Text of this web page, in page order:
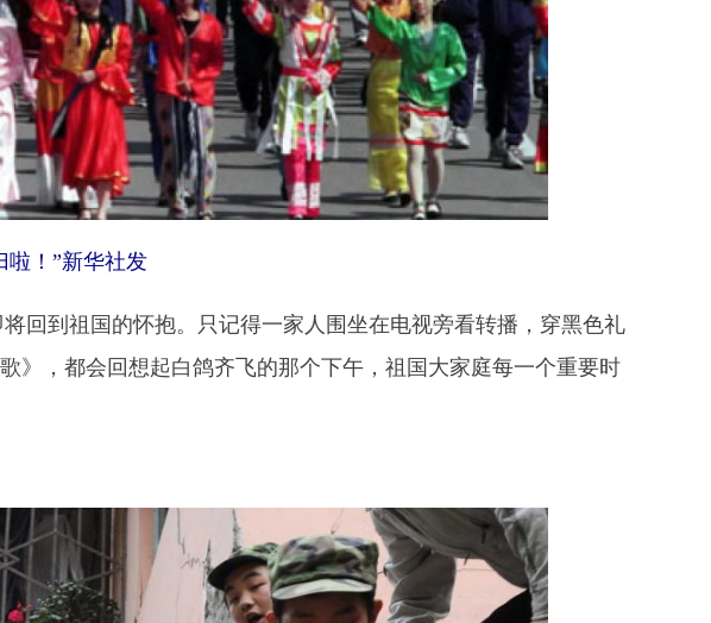
！”新华社发
到祖国的怀抱。只记得一家人围坐在电视旁看转播，穿黑色礼
》，都会回想起白鸽齐飞的那个下午，祖国大家庭每一个重要时